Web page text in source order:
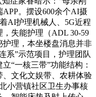
。摆设600余个AI摄
AI护理机械人、5G近程
失能护理（ADL 30-59
理，本坐楼盘消息并非
系”示范项目，护理团队
“一核三带”功能结构：
文化文娱带、农耕体验
小营镇社区卫生办事核